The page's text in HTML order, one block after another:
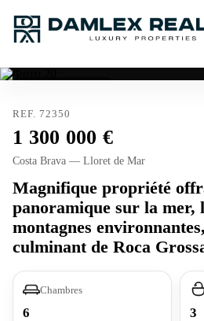
REF. 72350
1 300 000
Costa Brava — Lloret de Mar
Magnifique propriété
panoramique sur la mer,
montagnes
culminant de Roca
Chambres
6 3